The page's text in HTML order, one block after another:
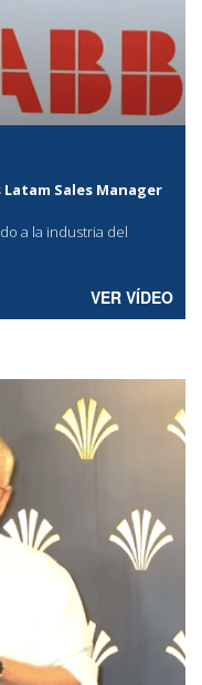
Sales Manager
a la industria del
VER VÍDEO